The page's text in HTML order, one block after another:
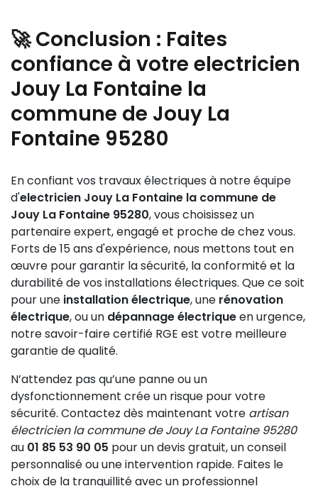
commune de Jouy La Fontaine 95280
et certifié, vous bénéficiez d’une tranquillité d’esprit
absolue.
est conseillé de libérer l’espace de travail, dégager
les accès aux tableaux électriques, prises et zones à
rénover, et s’assurer que les dispositifs de coupure
générale sont facilement accessibles. Informez
également tous les occupants et prenez vos
précautions en cas de coupure électrique
temporaire. Cela permet à l’équipe d’intervenir
🚀 Conclusion : Faites
confiance à votre electricien
Jouy La Fontaine la
commune de Jouy La
Fontaine 95280
En confiant vos travaux électriques à notre équipe
d'electricien Jouy La Fontaine la commune de
Jouy La Fontaine 95280, vous choisissez un
partenaire expert, engagé et proche de chez vous.
Forts de 15 ans d'expérience, nous mettons tout en
œuvre pour garantir la sécurité, la conformité et la
durabilité de vos installations électriques. Que ce soit
pour une installation électrique, une rénovation
électrique, ou un dépannage électriqueen urgence,
notre savoir-faire certifié RGE est votre meilleure
garantie de qualité.
N’attendez pas qu’une panne ou un
dysfonctionnement crée un risque pour votre
sécurité. Contactez dès maintenant votre artisan
électricien la commune de Jouy La Fontaine 95280
au 01 85 53 90 05 pour un devis gratuit, un conseil
personnalisé ou une intervention rapide. Faites le
choix de la tranquillité avec un professionnel